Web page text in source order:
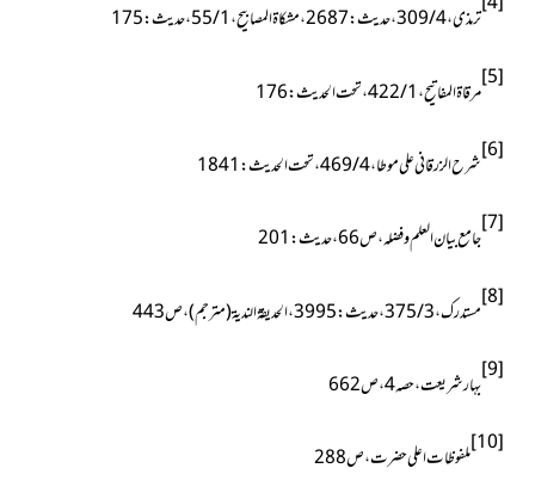
ترمذی ، 4 / 309 ، حدیث : 2687 ، مشکاۃالمصابیح ، 1 / 55 ، حدیث : 175
[5] مرقاۃالمفاتیح ، 1 / 422 ، تحت الحدیث : 176
[6] شرح الزرقانی علی موطا ، 4 / 469 ، تحت الحدیث : 1841
[7] جامع بیان العلم وفضلہ ، ص66 ، حدیث : 201
[8] مستدرک ، 3 / 375 ، حدیث : 3995 ، الحدیقۃ الندیۃ(مترجم) ، ص443
[9] بہارشریعت ، حصہ4 ، ص662
[10]
ملفوظات اعلی حضرت ، ص288